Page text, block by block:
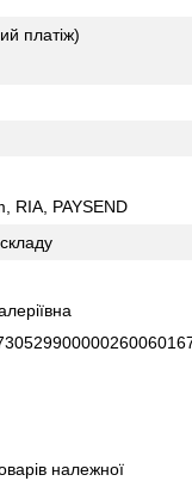
платіж)
RIA, PAYSEND
належної